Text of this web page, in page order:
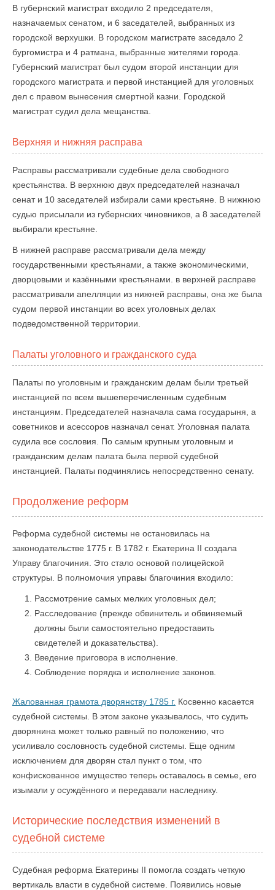
В губернский магистрат входило 2 председателя,
назначаемых сенатом, и 6 заседателей, выбранных из
городской верхушки. В городском магистрате заседало 2
бургомистра и 4 ратмана, выбранные жителями города.
Губернский магистрат был судом второй инстанции для
городского магистрата и первой инстанцией для уголовных
дел с правом вынесения смертной казни. Городской
магистрат судил дела мещанства.
Верхняя и нижняя расправа
Расправы рассматривали судебные дела свободного
крестьянства. В верхнюю двух председателей назначал
сенат и 10 заседателей избирали сами крестьяне. В нижнюю
судью присылали из губернских чиновников, а 8 заседателей
выбирали крестьяне.
В нижней расправе рассматривали дела между
государственными крестьянами, а также экономическими,
дворцовыми и казёнными крестьянами. в верхней расправе
рассматривали апелляции из нижней расправы, она же была
судом первой инстанции во всех уголовных делах
подведомственной территории.
Палаты уголовного и гражданского суда
Палаты по уголовным и гражданским делам были третьей
инстанцией по всем вышеперечисленным судебным
инстанциям. Председателей назначала сама государыня, а
советников и асессоров назначал сенат. Уголовная палата
судила все сословия. По самым крупным уголовным и
гражданским делам палата была первой судебной
инстанцией. Палаты подчинялись непосредственно сенату.
Продолжение реформ
Реформа судебной системы не остановилась на
законодательстве 1775 г. В 1782 г. Екатерина II создала
Управу благочиния. Это стало основой полицейской
структуры. В полномочия управы благочиния входило:
Рассмотрение самых мелких уголовных дел;
Расследование (прежде обвинитель и обвиняемый
должны были самостоятельно предоставить
свидетелей и доказательства).
Введение приговора в исполнение.
Соблюдение порядка и исполнение законов.
Жалованная грамота дворянству 1785 г. Косвенно касается
судебной системы. В этом законе указывалось, что судить
дворянина может только равный по положению, что
усиливало сословность судебной системы. Еще одним
исключением для дворян стал пункт о том, что
конфискованное имущество теперь оставалось в семье, его
изымали у осуждённого и передавали наследнику.
Исторические последствия изменений в
судебной системе
Судебная реформа Екатерины II помогла создать четкую
вертикаль власти в судебной системе. Появились новые